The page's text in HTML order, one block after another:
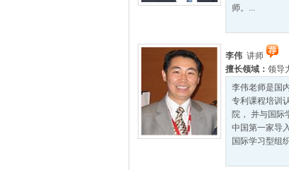
师。...
李伟 讲师
擅长领域： 领导
李伟老师是国
专利课程培训
院， 并与国际
中国第一家导
国际学习型组